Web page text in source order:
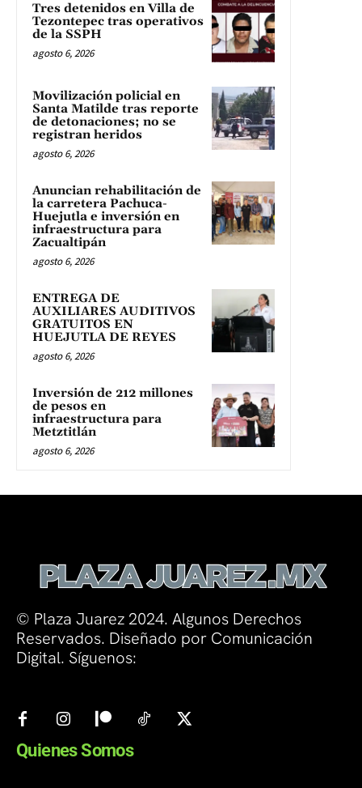
Tres detenidos en Villa de
Tezontepec tras operativos
de la SSPH
agosto 6, 2026
Movilización policial en
Santa Matilde tras reporte
de detonaciones; no se
registran heridos
agosto 6, 2026
Anuncian rehabilitación de
la carretera Pachuca-
Huejutla e inversión en
infraestructura para
Zacualtipán
agosto 6, 2026
ENTREGA DE
AUXILIARES AUDITIVOS
GRATUITOS EN
HUEJUTLA DE REYES
agosto 6, 2026
Inversión de 212 millones
de pesos en
infraestructura para
Metztitlán
agosto 6, 2026
© Plaza Juarez 2024. Algunos Derechos
Reservados. Diseñado por Comunicación
Digital. Síguenos:
Quienes Somos